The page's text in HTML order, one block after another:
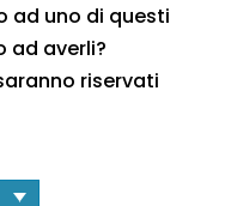
ad uno di questi
ad averli?
riservati